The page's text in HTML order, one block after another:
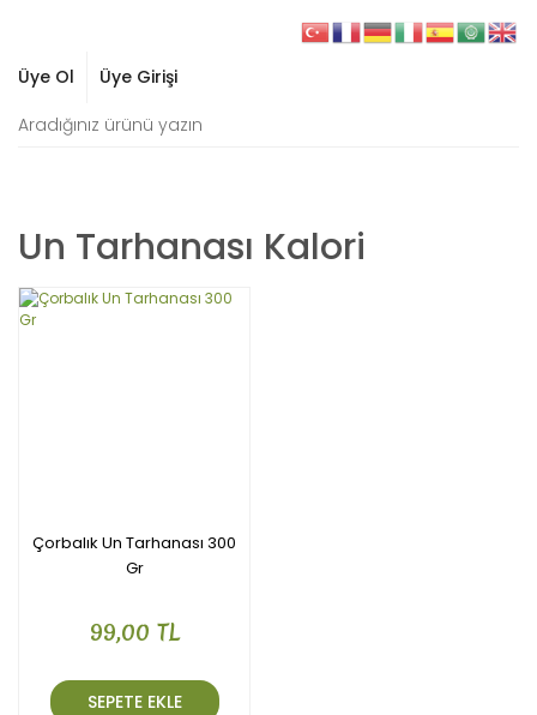
Üye Ol Üye Girişi
Un Tarhanası Kalori
Çorbalık Un Tarhanası 300
Gr
99,00 TL
SEPETE EKLE